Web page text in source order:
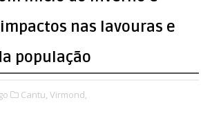
nas lavouras e
população
Cantu, Virmond,